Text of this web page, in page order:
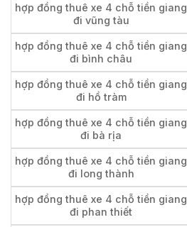
hợp đồng thuê xe 4 chỗ tiền giang
đi vũng tàu
hợp đồng thuê xe 4 chỗ tiền giang
đi bình châu
hợp đồng thuê xe 4 chỗ tiền giang
đi hồ tràm
hợp đồng thuê xe 4 chỗ tiền giang
đi bà rịa
hợp đồng thuê xe 4 chỗ tiền giang
đi long thành
hợp đồng thuê xe 4 chỗ tiền giang
đi phan thiết